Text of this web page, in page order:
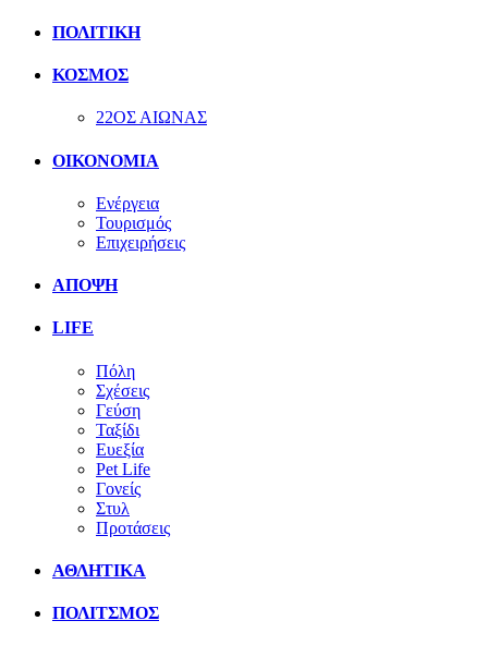
ΠΟΛΙΤΙΚΗ
ΚΟΣΜΟΣ
22ΟΣ ΑΙΩΝΑΣ
ΟΙΚΟΝΟΜΙΑ
Ενέργεια
Τουρισμός
Επιχειρήσεις
ΑΠΟΨΗ
LIFE
Πόλη
Σχέσεις
Γεύση
Ταξίδι
Ευεξία
Pet Life
Γονείς
Στυλ
Προτάσεις
ΑΘΛΗΤΙΚΑ
ΠΟΛΙΤΣΜΟΣ